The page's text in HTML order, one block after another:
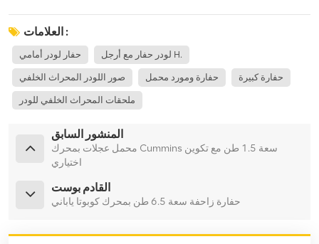
العلامات :
حفار لودر أمامي لودر حفار مع أرجل H.
صور اللودر المحراث الخلفي حفارة ومورد محمل حفارة كبيرة
ملحقات المحراث الخلفي للودر
المنشور السابق
محمل عجلات بمحرك Cummins سعة 1.5 طن مع تكوين
اختياري
القادم بوست
حفارة زاحفة سعة 6.5 طن بمحرك كوبوتا ياباني